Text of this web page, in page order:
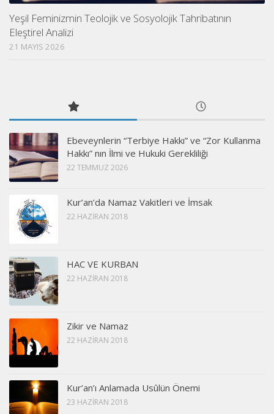
Yeşil Feminizmin Teolojik ve Sosyolojik Tahribatının
Eleştirel Analizi
21 MAYIS 2026
Ebeveynlerin “Terbiye Hakkı” ve “Zor Kullanma
Hakkı” nın İlmi ve Hukuki Gerekliliği
22 TEMMUZ 2026
Kur’an’da Namaz Vakitleri ve İmsak
22 HAZIRAN 2018
HAC VE KURBAN
22 HAZIRAN 2018
Zikir ve Namaz
22 HAZIRAN 2018
Kur’an’ı Anlamada Usûlün Önemi
23 HAZIRAN 2018